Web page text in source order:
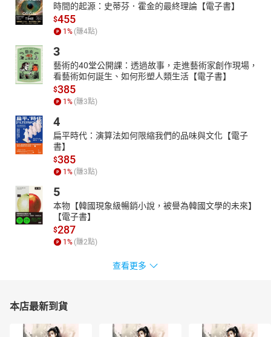
時間的起源：史蒂芬．霍金的最終理論【電子書】
$455
1% (賺4點)
3
藝術的40堂公開課：透過故事，走進藝術家創作現場，
看藝術如何誕生、如何形塑人類生活【電子書】
$385
1% (賺3點)
4
扁平時代：演算法如何限縮我們的品味與文化【電子
書】
$385
1% (賺3點)
5
本物【韓國現象級暢銷小說，被譽為韓國文學的未來】
【電子書】
$287
1% (賺2點)
查看更多
本店最新到貨